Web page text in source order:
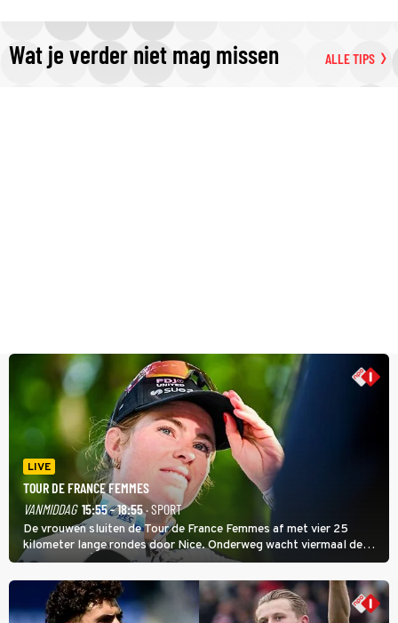
Wat je verder niet mag missen ALLE TIPS
LIVE
TOUR DE FRANCE FEMMES
VANMIDDAG 15:55 - 18:55· SPORT
De vrouwen sluiten de Tour de France Femmes af met vier 25
kilometer lange rondes door Nice. Onderweg wacht viermaal de
zware Col d'Èze. Aan de finish op de Promenade des Anglais krijgt
de eindwinnaar de laatste gele trui.